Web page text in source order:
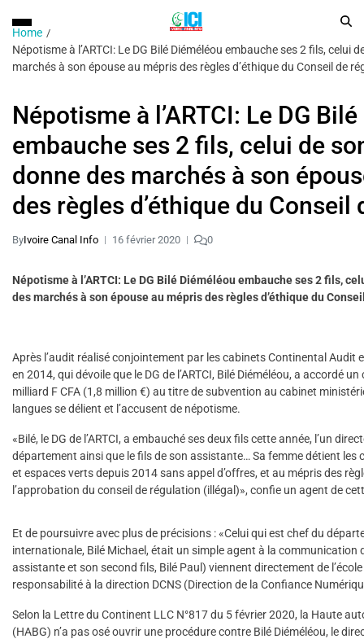
Home
Népotisme à l’ARTCI: Le DG Bilé Diéméléou embauche ses 2 fils, celui
marchés à son épouse au mépris des règles d’éthique du Conseil de
Népotisme à l’ARTCI: Le DG
embauche ses 2 fils, celui de
donne des marchés à son
des règles d’éthique du Conseil
ByIvoire Canal Info 16 février 2020 0
Népotisme à l’ARTCI: Le DG Bilé Diéméléou embauche ses 2 fils,
des marchés à son épouse au mépris des règles d’éthique du
Après l’audit réalisé conjointement par les cabinets Continental Audit
en 2014, qui dévoile que le DG de l’ARTCI, Bilé Diéméléou, a accordé
milliard F CFA (1,8 million €) au titre de subvention au cabinet
langues se délient et l’accusent de népotisme.
«Bilé, le DG de l’ARTCI, a embauché ses deux fils cette année, l’un
département ainsi que le fils de son assistante… Sa femme détient les
et espaces verts depuis 2014 sans appel d’offres, et au mépris des
l’approbation du conseil de régulation (illégal)», confie un agent de
Et de poursuivre avec plus de précisions : «Celui qui est chef du
internationale, Bilé Michael, était un simple agent à la communication
assistante et son second fils, Bilé Paul) viennent directement de
responsabilité à la direction DCNS (Direction de la Confiance
Selon la Lettre du Continent LLC N°817 du 5 février 2020, la Haute
(HABG) n’a pas osé ouvrir une procédure contre Bilé Diéméléou, le